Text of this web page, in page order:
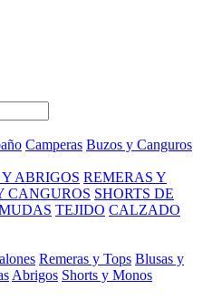
Camperas Buzos y Canguros
ABRIGOS REMERAS Y
CANGUROS SHORTS DE
TEJIDO CALZADO
Remeras y Tops Blusas y
Abrigos Shorts y Monos